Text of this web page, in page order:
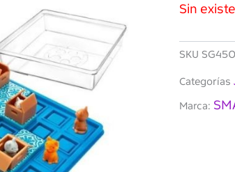
Sin
SKU
Categorías
Marca: